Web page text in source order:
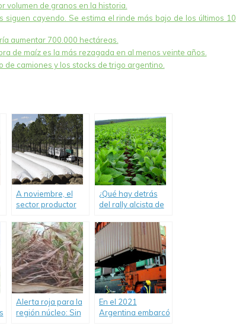
volumen de granos en la historia.
siguen cayendo. Se estima el rinde más bajo de los últimos 10
aumentar 700.000 hectáreas.
de maíz es la más rezagada en al menos veinte años.
de camiones y los stocks de trigo argentino.
A noviembre, el
sector productor
de soja y maíz por
vender, el menor
valor en 6 años.
¿Qué hay detrás
del rally alcista de
el mercado
externo?
Alerta roja para la
región núcleo: Sin
En el 2021
Argentina embarcó